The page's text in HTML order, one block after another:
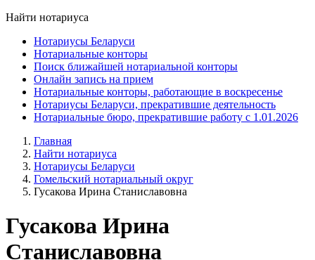
Найти нотариуса
Нотариусы Беларуси
Нотариальные конторы
Поиск ближайшей нотариальной конторы
Онлайн запись на прием
Нотариальные конторы, работающие в воскресенье
Нотариусы Беларуси, прекратившие деятельность
Нотариальные бюро, прекратившие работу с 1.01.2026
Главная
Найти нотариуса
Нотариусы Беларуси
Гомельский нотариальный округ
Гусакова Ирина Станиславовна
Гусакова Ирина
Станиславовна